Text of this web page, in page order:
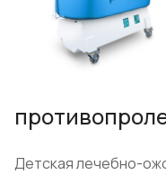
Детская лечебно-